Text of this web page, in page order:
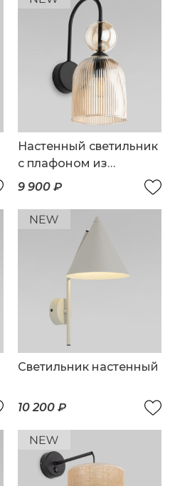
Настенный светильник
с плафоном из
фактурного стекла
9 900 ₽
Светильник настенный
10 200 ₽